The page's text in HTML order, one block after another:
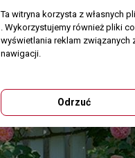
Ta witryna korzysta z własnych
. Wykorzystujemy również pliki
wyświetlania reklam
nawigacji.
Odrzuć